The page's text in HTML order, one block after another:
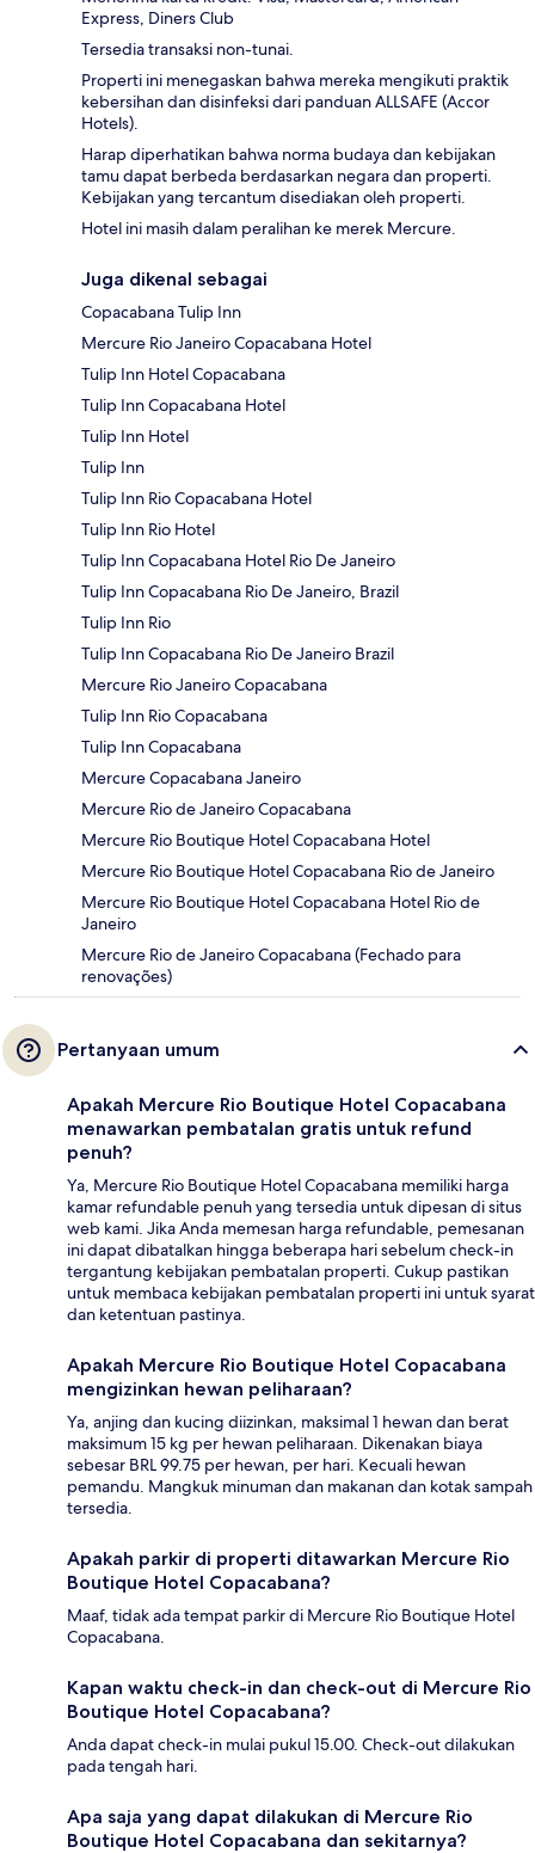
Express, Diners Club
Tersedia transaksi non-tunai.
Properti ini menegaskan bahwa mereka mengikuti praktik
kebersihan dan disinfeksi dari panduan ALLSAFE (Accor
Hotels).
Harap diperhatikan bahwa norma budaya dan kebijakan
tamu dapat berbeda berdasarkan negara dan properti.
Kebijakan yang tercantum disediakan oleh properti.
Hotel ini masih dalam peralihan ke merek Mercure.
Juga dikenal sebagai
Copacabana Tulip Inn
Mercure Rio Janeiro Copacabana Hotel
Tulip Inn Hotel Copacabana
Tulip Inn Copacabana Hotel
Tulip Inn Hotel
Tulip Inn
Tulip Inn Rio Copacabana Hotel
Tulip Inn Rio Hotel
Tulip Inn Copacabana Hotel Rio De Janeiro
Tulip Inn Copacabana Rio De Janeiro, Brazil
Tulip Inn Rio
Tulip Inn Copacabana Rio De Janeiro Brazil
Mercure Rio Janeiro Copacabana
Tulip Inn Rio Copacabana
Tulip Inn Copacabana
Mercure Copacabana Janeiro
Mercure Rio de Janeiro Copacabana
Mercure Rio Boutique Hotel Copacabana Hotel
Mercure Rio Boutique Hotel Copacabana Rio de Janeiro
Mercure Rio Boutique Hotel Copacabana Hotel Rio de
Janeiro
Mercure Rio de Janeiro Copacabana (Fechado para
renovações)
Pertanyaan umum
Apakah Mercure Rio Boutique Hotel Copacabana
menawarkan pembatalan gratis untuk refund
penuh?
Ya, Mercure Rio Boutique Hotel Copacabana memiliki harga
kamar refundable penuh yang tersedia untuk dipesan di situs
web kami. Jika Anda memesan harga refundable, pemesanan
ini dapat dibatalkan hingga beberapa hari sebelum check-in
tergantung kebijakan pembatalan properti. Cukup pastikan
untuk membaca kebijakan pembatalan properti ini untuk syarat
dan ketentuan pastinya.
Apakah Mercure Rio Boutique Hotel Copacabana
mengizinkan hewan peliharaan?
Ya, anjing dan kucing diizinkan, maksimal 1 hewan dan berat
maksimum 15 kg per hewan peliharaan. Dikenakan biaya
sebesar BRL 99.75 per hewan, per hari. Kecuali hewan
pemandu. Mangkuk minuman dan makanan dan kotak sampah
tersedia.
Apakah parkir di properti ditawarkan Mercure Rio
Boutique Hotel Copacabana?
Maaf, tidak ada tempat parkir di Mercure Rio Boutique Hotel
Copacabana.
Kapan waktu check-in dan check-out di Mercure Rio
Boutique Hotel Copacabana?
Anda dapat check-in mulai pukul 15.00. Check-out dilakukan
pada tengah hari.
Apa saja yang dapat dilakukan di Mercure Rio
Boutique Hotel Copacabana dan sekitarnya?